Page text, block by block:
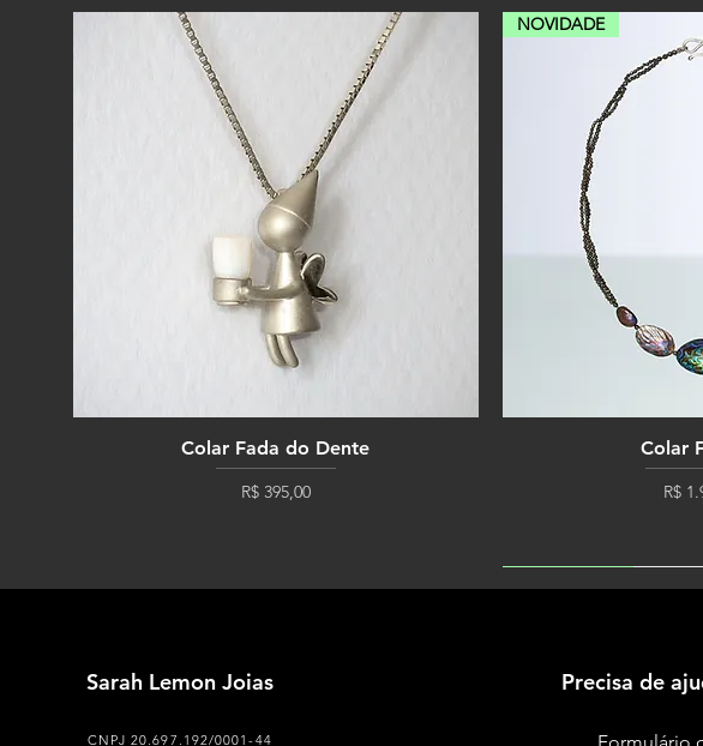
Colar Fada do Dente
Preço
R$ 395,00
NOVIDADE
Colar
R$
Sarah Lemon Joias
CNPJ 20.697.192/0001-44
Precisa de